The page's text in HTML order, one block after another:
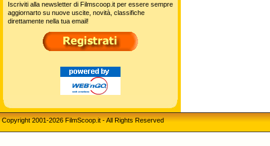
Iscriviti alla newsletter di Filmscoop.it per essere sempre
aggiornarto su nuove uscite, novità, classifiche
direttamente nella tua email!
Copyright 2001-2026 FilmScoop.it - All Rights Reserved